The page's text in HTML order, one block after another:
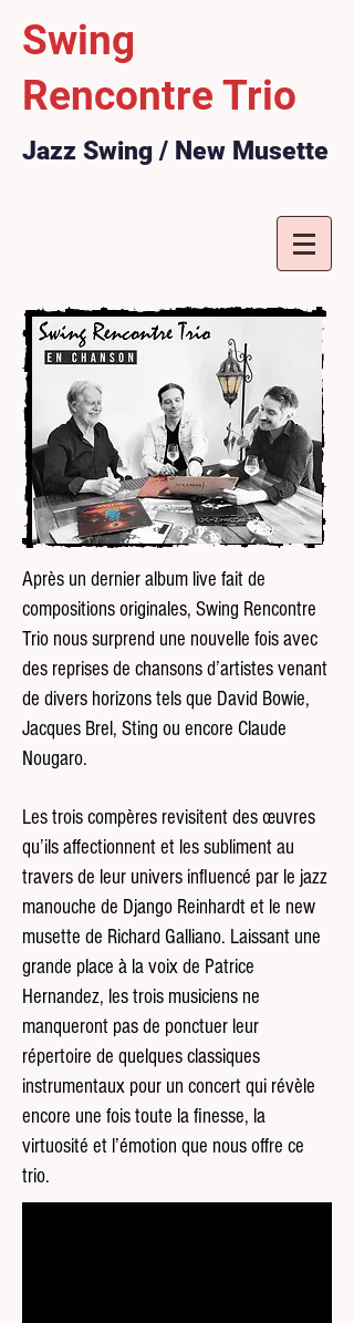
Swing
Rencontre Trio
Jazz Swing / New Musette
Après un dernier album live fait de
compositions originales, Swing Rencontre
Trio nous surprend une nouvelle fois avec
des reprises de chansons d’artistes venant
de divers horizons tels que David Bowie,
Jacques Brel, Sting ou encore Claude
Nougaro.
Les trois compères revisitent des œuvres
qu’ils affectionnent et les subliment au
travers de leur univers influencé par le jazz
manouche de Django Reinhardt et le new
musette de Richard Galliano. Laissant une
grande place à la voix de Patrice
Hernandez, les trois musiciens ne
manqueront pas de ponctuer leur
répertoire de quelques classiques
instrumentaux pour un concert qui révèle
encore une fois toute la finesse, la
virtuosité et l’émotion que nous offre ce
trio.